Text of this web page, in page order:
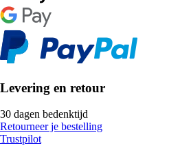
Levering en retour
30 dagen bedenktijd
Retourneer je bestelling
Trustpilot